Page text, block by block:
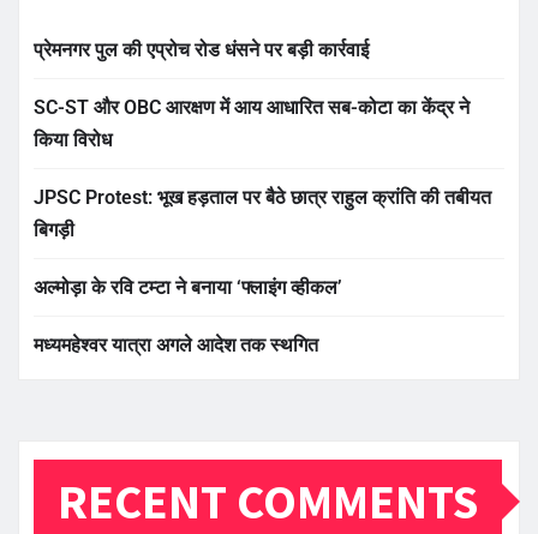
प्रेमनगर पुल की एप्रोच रोड धंसने पर बड़ी कार्रवाई
SC-ST और OBC आरक्षण में आय आधारित सब-कोटा का केंद्र ने
किया विरोध
JPSC Protest: भूख हड़ताल पर बैठे छात्र राहुल क्रांति की तबीयत
बिगड़ी
अल्मोड़ा के रवि टम्टा ने बनाया ‘फ्लाइंग व्हीकल’
मध्यमहेश्वर यात्रा अगले आदेश तक स्थगित
RECENT COMMENTS